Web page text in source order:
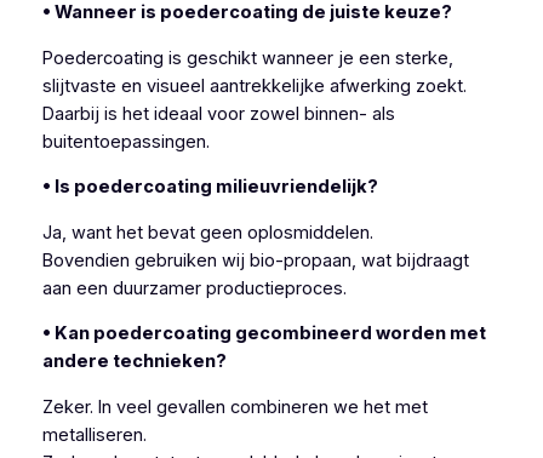
• Wanneer is poedercoating de juiste keuze?
Poedercoating is geschikt wanneer je een sterke,
slijtvaste en visueel aantrekkelijke afwerking zoekt.
Daarbij is het ideaal voor zowel binnen- als
buitentoepassingen.
• Is poedercoating milieuvriendelijk?
Ja, want het bevat geen oplosmiddelen.
Bovendien gebruiken wij bio-propaan, wat bijdraagt
aan een duurzamer productieproces.
• Kan poedercoating gecombineerd worden met
andere technieken?
Zeker. In veel gevallen combineren we het met
metalliseren.